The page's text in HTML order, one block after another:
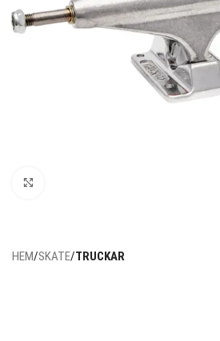
HEM SKATE TRUCKAR